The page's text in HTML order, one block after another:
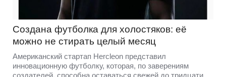
Создана футболка для холостяков: её
можно не стирать целый месяц
Американский стартап Hercleon представил
инновационную футболку, которая, по заверениям
создателей, способна оставаться свежей до тридцати